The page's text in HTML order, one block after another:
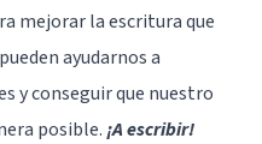
mejorar la escritura que
ayudarnos a
y conseguir que nuestro
posible.¡A escribir!